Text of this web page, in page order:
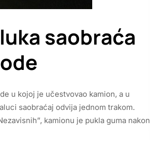
saobraća
u kojoj je učestvovao kamion, a u
saobraćaj odvija jednom trakom.
kamionu je pukla guma nakon